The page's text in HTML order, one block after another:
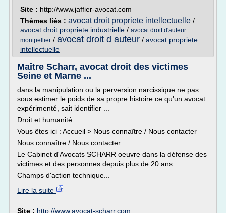
Site : http://www.jaffier-avocat.com
Thèmes liés : avocat droit propriete intellectuelle /
avocat droit propriete industrielle / avocat droit d'auteur
montpellier / avocat droit d auteur / avocat propriete
intellectuelle
Maître Scharr, avocat droit des victimes
Seine et Marne ...
dans la manipulation ou la perversion narcissique ne pas
sous estimer le poids de sa propre histoire ce qu'un avocat
expérimenté, sait identifier ...
Droit et humanité
Vous êtes ici : Accueil > Nous connaître / Nous contacter
Nous connaître / Nous contacter
Le Cabinet d'Avocats SCHARR oeuvre dans la défense des
victimes et des personnes depuis plus de 20 ans.
Champs d'action technique...
Lire la suite
Site : http://www.avocat-scharr.com